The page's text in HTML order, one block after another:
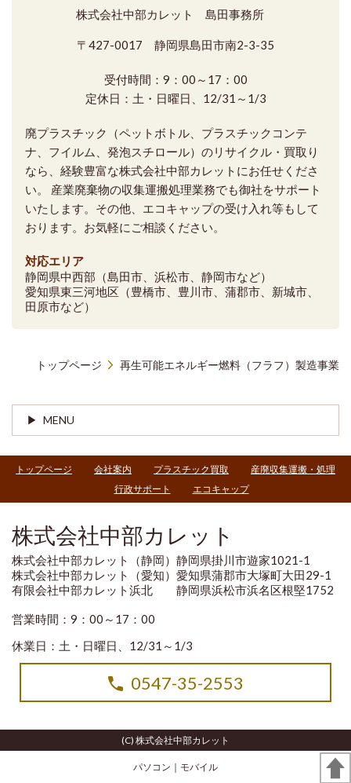
株式会社中部カレット 島田事務所
〒427-0017 静岡県島田市南2-3-35
受付時間：9：00～17：00
定休日：土・日曜日、12/31～1/3
廃プラスチック（ペットボトル、プラスチックコンテ
ナ、フイルム、発泡スチロール）のリサイクル・買取り
なら、経験豊富な株式会社中部カレットにお任せくださ
い。 産業廃棄物の収集運搬処理業務でも御社をサポート
いたします。その他、エコキャップの受け入れ等もして
おります。お気軽にご相談ください。
対応エリア
静岡県中西部（島田市、浜松市、静岡市など）
愛知県東三河地区（豊橋市、豊川市、蒲郡市、新城市、
田原市など）
トップページ 再生可能エネルギー燃料（フラフ）製造事業
MENU
トップページ 会社案内 プラスチック買取
産廃収集運搬・処理
行政サポート
エコキャップ
株式会社中部カレット
株式会社中部カレット（静岡）静岡県掛川市遊家1021-1
株式会社中部カレット（愛知）愛知県蒲郡市大塚町大田29-1
有限会社中部カレット浜北 静岡県浜松市浜名区根堅1752
営業時間：9：00～17：00
休業日：土・日曜日、12/31～1/3
0547-35-2553
(C) 株式会社中部カレット
パソコン ｜モバイル